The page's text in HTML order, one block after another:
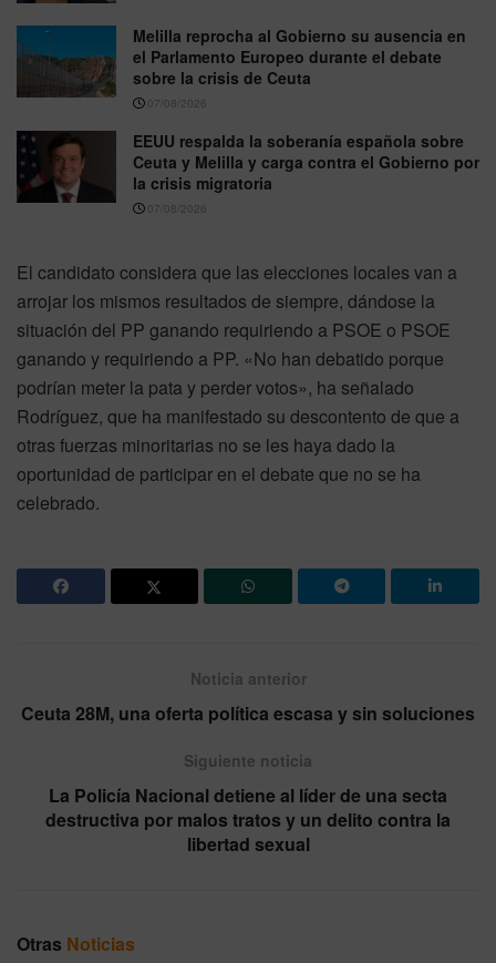
Melilla reprocha al Gobierno su ausencia en
el Parlamento Europeo durante el debate
sobre la crisis de Ceuta
07/08/2026
EEUU respalda la soberanía española sobre
Ceuta y Melilla y carga contra el Gobierno por
la crisis migratoria
07/08/2026
El candidato considera que las elecciones locales van a
arrojar los mismos resultados de siempre, dándose la
situación del PP ganando requiriendo a PSOE o PSOE
ganando y requiriendo a PP. «No han debatido porque
podrían meter la pata y perder votos», ha señalado
Rodríguez, que ha manifestado su descontento de que a
otras fuerzas minoritarias no se les haya dado la
oportunidad de participar en el debate que no se ha
celebrado.
Noticia anterior
Ceuta 28M, una oferta política escasa y sin soluciones
Siguiente noticia
La Policía Nacional detiene al líder de una secta
destructiva por malos tratos y un delito contra la
libertad sexual
Otras Noticias